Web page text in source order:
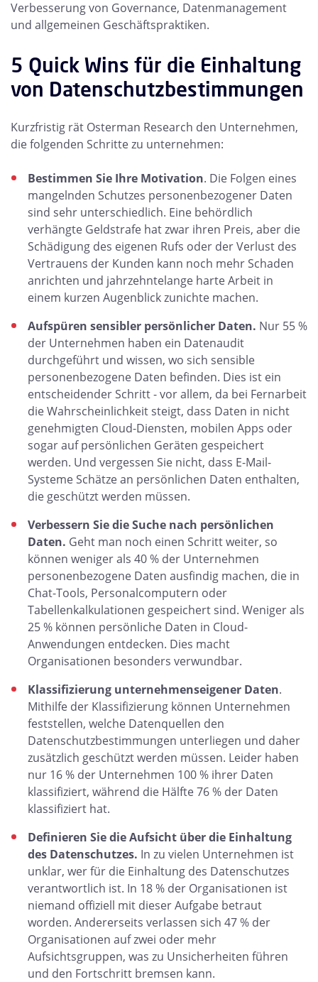
Verbesserung von Governance, Datenmanagement
und allgemeinen Geschäftspraktiken.
5 Quick Wins für die Einhaltung
von Datenschutzbestimmungen
Kurzfristig rät Osterman Research den Unternehmen,
die folgenden Schritte zu unternehmen:
Bestimmen Sie Ihre Motivation. Die Folgen eines
mangelnden Schutzes personenbezogener Daten
sind sehr unterschiedlich. Eine behördlich
verhängte Geldstrafe hat zwar ihren Preis, aber die
Schädigung des eigenen Rufs oder der Verlust des
Vertrauens der Kunden kann noch mehr Schaden
anrichten und jahrzehntelange harte Arbeit in
einem kurzen Augenblick zunichte machen.
Aufspüren sensibler persönlicher Daten. Nur 55 %
der Unternehmen haben ein Datenaudit
durchgeführt und wissen, wo sich sensible
personenbezogene Daten befinden. Dies ist ein
entscheidender Schritt - vor allem, da bei Fernarbeit
die Wahrscheinlichkeit steigt, dass Daten in nicht
genehmigten Cloud-Diensten, mobilen Apps oder
sogar auf persönlichen Geräten gespeichert
werden. Und vergessen Sie nicht, dass E-Mail-
Systeme Schätze an persönlichen Daten enthalten,
die geschützt werden müssen.
Verbessern Sie die Suche nach persönlichen
Daten. Geht man noch einen Schritt weiter, so
können weniger als 40 % der Unternehmen
personenbezogene Daten ausfindig machen, die in
Chat-Tools, Personalcomputern oder
Tabellenkalkulationen gespeichert sind. Weniger als
25 % können persönliche Daten in Cloud-
Anwendungen entdecken. Dies macht
Organisationen besonders verwundbar.
Klassifizierung unternehmenseigener Daten.
Mithilfe der Klassifizierung können Unternehmen
feststellen, welche Datenquellen den
Datenschutzbestimmungen unterliegen und daher
zusätzlich geschützt werden müssen. Leider haben
nur 16 % der Unternehmen 100 % ihrer Daten
klassifiziert, während die Hälfte 76 % der Daten
klassifiziert hat.
Definieren Sie die Aufsicht über die Einhaltung
des Datenschutzes. In zu vielen Unternehmen ist
unklar, wer für die Einhaltung des Datenschutzes
verantwortlich ist. In 18 % der Organisationen ist
niemand offiziell mit dieser Aufgabe betraut
worden. Andererseits verlassen sich 47 % der
Organisationen auf zwei oder mehr
Aufsichtsgruppen, was zu Unsicherheiten führen
und den Fortschritt bremsen kann.